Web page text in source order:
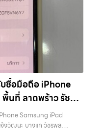
ซื้อมือถือ iPhone
นที่ ลาดพร้าว รัชดา
พล รามอินทรา
Samsung iPad
งวัฒนะ บางแค วัชรพล